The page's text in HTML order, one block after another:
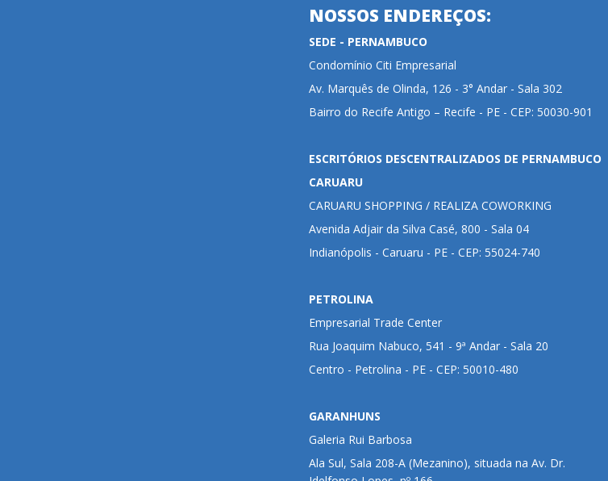
NOSSOS ENDEREÇOS:
SEDE - PERNAMBUCO
Condomínio Citi Empresarial
Av. Marquês de Olinda, 126 - 3° Andar - Sala 302
Bairro do Recife Antigo – Recife - PE - CEP: 50030-901
ESCRITÓRIOS DESCENTRALIZADOS DE PERNAMBUCO
CARUARU
CARUARU SHOPPING / REALIZA COWORKING
Avenida Adjair da Silva Casé, 800 - Sala 04
Indianópolis - Caruaru - PE - CEP: 55024-740
PETROLINA
Empresarial Trade Center
Rua Joaquim Nabuco, 541 - 9ª Andar - Sala 20
Centro - Petrolina - PE - CEP: 50010-480
GARANHUNS
Galeria Rui Barbosa
Ala Sul, Sala 208-A (Mezanino), situada na Av. Dr.